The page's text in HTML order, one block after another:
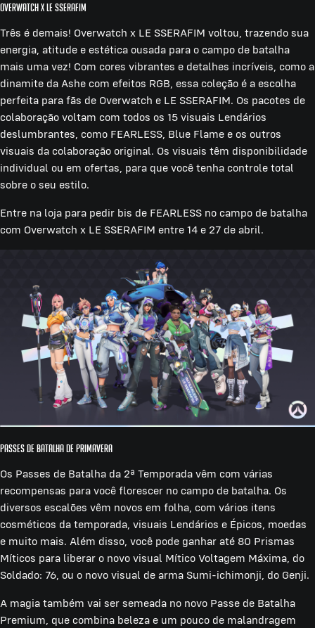
Overwatch x LE SSERAFIM
Três é demais! Overwatch x LE SSERAFIM voltou, trazendo sua
energia, atitude e estética ousada para o campo de batalha
mais uma vez! Com cores vibrantes e detalhes incríveis, como a
dinamite da Ashe com efeitos RGB, essa coleção é a escolha
perfeita para fãs de Overwatch e LE SSERAFIM. Os pacotes de
colaboração voltam com todos os 15 visuais Lendários
deslumbrantes, como FEARLESS, Blue Flame e os outros
visuais da colaboração original. Os visuais têm disponibilidade
individual ou em ofertas, para que você tenha controle total
sobre o seu estilo.
Entre na loja para pedir bis de FEARLESS no campo de batalha
com Overwatch x LE SSERAFIM entre 14 e 27 de abril.
Passes de Batalha de Primavera
Os Passes de Batalha da 2ª Temporada vêm com várias
recompensas para você florescer no campo de batalha. Os
diversos escalões vêm novos em folha, com vários itens
cosméticos da temporada, visuais Lendários e Épicos, moedas
e muito mais. Além disso, você pode ganhar até 80 Prismas
Míticos para liberar o novo visual Mítico Voltagem Máxima, do
Soldado: 76, ou o novo visual de arma Sumi-ichimonji, do Genji.
A magia também vai ser semeada no novo Passe de Batalha
Premium, que combina beleza e um pouco de malandragem